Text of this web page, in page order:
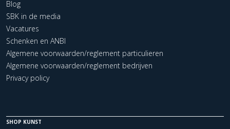
Blog
SBK in de media
Vacatures
Schenken en ANBI
Algemene voorwaarden/reglement particulieren
Algemene voorwaarden/reglement bedrijven
Privacy policy
SHOP KUNST